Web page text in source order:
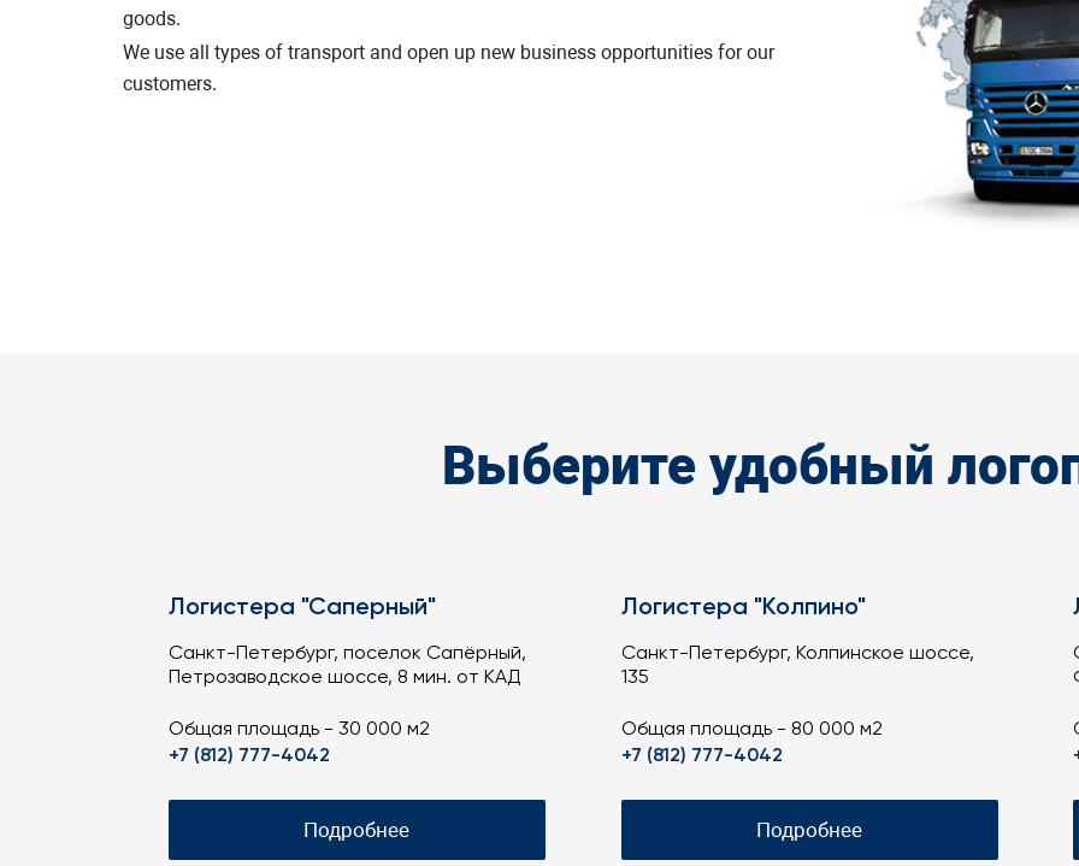
goods.
We use all types of transport and open up new business opportunities for our
customers.
Выберите удобный
Логистера "Саперный"
Санкт-Петербург, поселок Сапёрный,
Петрозаводское шоссе, 8 мин. от КАД
Общая площадь - 30 000 м2
+7 (812) 777-4042
Подробнее
Логистера "Колпино"
Санкт-Петербург, Колпинское шоссе,
135
Общая площадь - 80 000 м2
+7 (812) 777-4042
Подробнее